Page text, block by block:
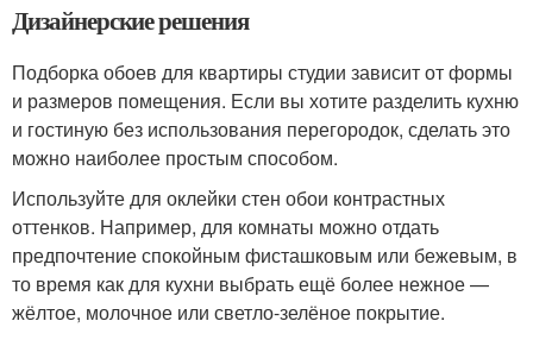
Дизайнерские решения
Подборка обоев для квартиры студии зависит от формы
и размеров помещения. Если вы хотите разделить кухню
и гостиную без использования перегородок, сделать это
можно наиболее простым способом.
Используйте для оклейки стен обои контрастных
оттенков. Например, для комнаты можно отдать
предпочтение спокойным фисташковым или бежевым, в
то время как для кухни выбрать ещё более нежное —
жёлтое, молочное или светло-зелёное покрытие.